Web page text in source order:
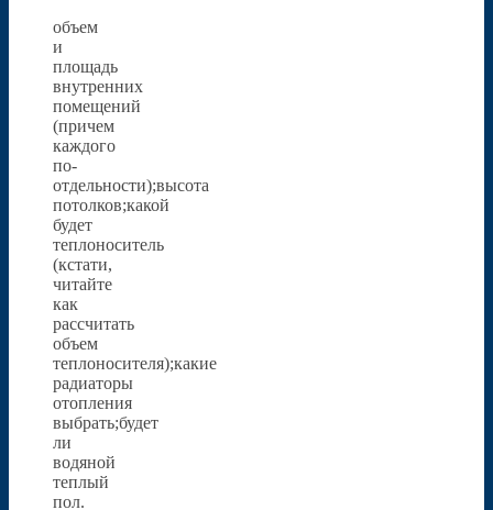
объем
и
площадь
внутренних
помещений
(причем
каждого
по-
отдельности);высота
потолков;какой
будет
теплоноситель
(кстати,
читайте
как
рассчитать
объем
теплоносителя);какие
радиаторы
отопления
выбрать;будет
ли
водяной
теплый
пол.